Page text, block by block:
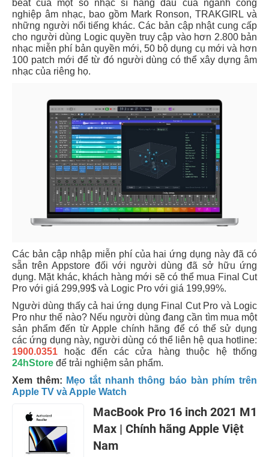
beat của một số nhạc sĩ hàng đầu của ngành công
nghiệp âm nhạc, bao gồm Mark Ronson, TRAKGIRL và
những người nổi tiếng khác. Các bản cập nhật cung cấp
cho người dùng Logic quyền truy cập vào hơn 2.800 bản
nhạc miễn phí bản quyền mới, 50 bộ dụng cụ mới và hơn
100 patch mới để từ đó người dùng có thể xây dựng âm
nhạc của riêng họ.
Các bản cập nhập miễn phí của hai ứng dụng này đã có
sẵn trên Appstore đối với người dùng đã sở hữu ứng
dụng. Mặt khác, khách hàng mới sẽ có thể mua Final Cut
Pro với giá 299,99$ và Logic Pro với giá 199,99%.
Người dùng thấy cả hai ứng dụng Final Cut Pro và Logic
Pro như thế nào? Nếu người dùng đang cần tìm mua một
sản phẩm đến từ Apple chính hãng để có thể sử dụng
các ứng dụng này, người dùng có thể liên hệ qua hotline:
1900.0351 hoặc đến các cửa hàng thuộc hệ thống
24hStore để trải nghiệm sản phẩm.
Xem thêm: Mẹo tắt nhanh thông báo bàn phím trên
Apple TV và Apple Watch
MacBook Pro 16 inch 2021 M1
Max | Chính hãng Apple Việt
Nam